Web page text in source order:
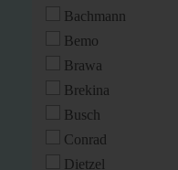
Bachmann
Bemo
Brawa
Brekina
Busch
Conrad
Dietzel